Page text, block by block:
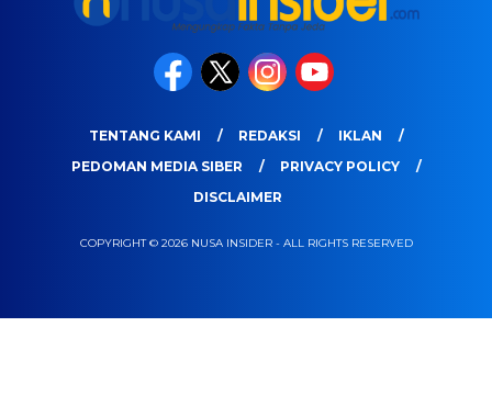
TENTANG KAMI REDAKSI
IKLAN
PEDOMAN MEDIA SIBER
PRIVACY POLICY
DISCLAIMER
COPYRIGHT © 2026 NUSA INSIDER - ALL RIGHTS RESERVED